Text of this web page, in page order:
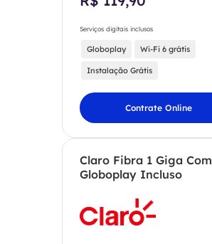
Serviços digitais inclusos
Globoplay Wi-Fi 6 grátis
Instalação Grátis
Contrate Online
Claro Fibra 1 Giga Com
Globoplay Incluso